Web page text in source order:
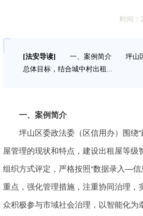
时间：
[法安导读]
一、案例简介 坪山区委
总体目标，结合城中村出租...
一、案例简介
坪山区委政法委（区信用办）围绕“
屋管理的现状和特点，建设出租屋等级
组织方式评定，严格按照“数据录入—
重点，强化管理措施，注重协同治理
众积极参与市域社会治理，以智能化为